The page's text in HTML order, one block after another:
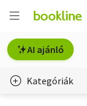
AI ajánló
Kategóriák